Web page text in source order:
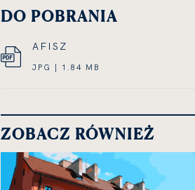
DO POBRANIA
AFISZ
JPG | 1.84 MB
ZOBACZ RÓWNIEŻ